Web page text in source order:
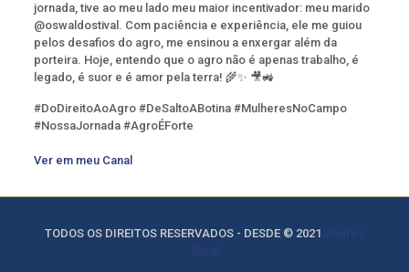
jornada, tive ao meu lado meu maior incentivador: meu marido
@oswaldostival. Com paciência e experiência, ele me guiou
pelos desafios do agro, me ensinou a enxergar além da
porteira. Hoje, entendo que o agro não é apenas trabalho, é
legado, é suor e é amor pela terra! 🌾✨ 🎥🚜
#DoDireitoAoAgro #DeSaltoABotina #MulheresNoCampo
#NossaJornada #AgroÉForte
Ver em meu Canal
TODOS OS DIREITOS RESERVADOS - DESDE © 2021